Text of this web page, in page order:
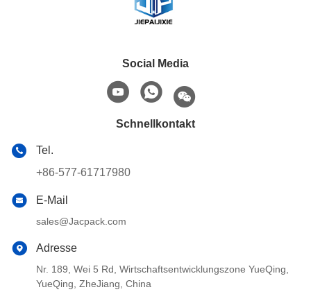
Social Media
Schnellkontakt
Tel.
+86-577-61717980
E-Mail
sales@Jacpack.com
Adresse
Nr. 189, Wei 5 Rd, Wirtschaftsentwicklungszone YueQing,
YueQing, ZheJiang, China